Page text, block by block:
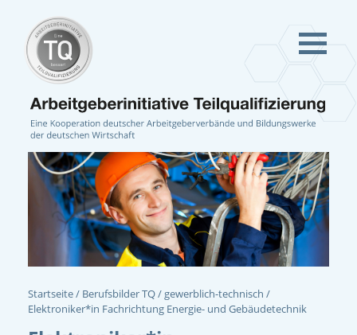
Startseite Berufsbilder TQ
gewerblich-technisch
Elektroniker*in Fachrichtung Energie- und Gebäudetechnik